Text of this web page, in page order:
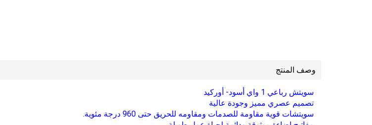
وصف المنتج
سويتش رباعي 1 واي أسود- أوركيد
تصميم عصري مميز وجودة عالية
سويتشات قوية مقاومة للصدمات ومقاومه للحريق حتى 960 درجة مئوية.